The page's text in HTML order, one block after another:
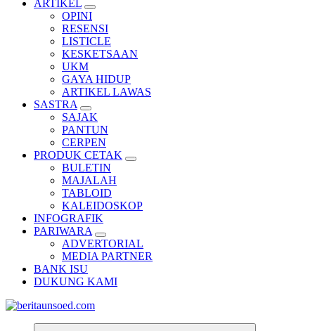
ARTIKEL
OPINI
RESENSI
LISTICLE
KESKETSAAN
UKM
GAYA HIDUP
ARTIKEL LAWAS
SASTRA
SAJAK
PANTUN
CERPEN
PRODUK CETAK
BULETIN
MAJALAH
TABLOID
KALEIDOSKOP
INFOGRAFIK
PARIWARA
ADVERTORIAL
MEDIA PARTNER
BANK ISU
DUKUNG KAMI